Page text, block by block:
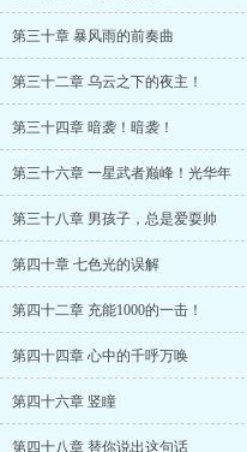
第三十章 暴风雨的前奏曲
第三十二章 乌云之下的夜主！
第三十四章 暗袭！暗袭！
第三十六章 一星武者巅峰！光华年
第三十八章 男孩子，总是爱耍帅
第四十章 七色光的误解
第四十二章 充能1000的一击！
第四十四章 心中的千呼万唤
第四十六章 竖瞳
第四十八章 替你说出这句话